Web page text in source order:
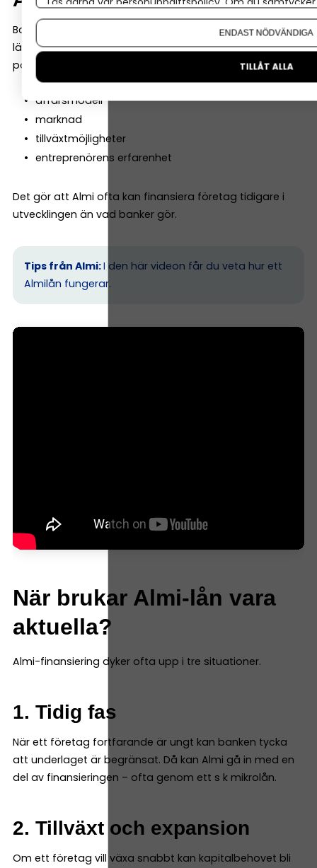
Banker tittar ofta mycket på historiska siffror. Almi
lägger däremot ofta lika stor vikt vid företagets
potential. De tittar till exempel på:
affärsmodell
marknad
tillväxtmöjligheter
entreprenörens erfarenhet
Det gör att Almi ofta kan finansiera företag tidigare i
utvecklingen än vad banker gör.
Tips från Almi:I den här videon får du veta hur ett
Almilån fungerar.
När brukar Almi-lån vara
aktuella?
Almi-finansiering dyker ofta upp i tre situationer.
1. Tidig fas
När ett företag fortfarande är ungt kan banken tycka
att underlaget är begränsat. Då kan Almi gå in med en
del av finansieringen – ofta genom ett s k mikrolån.
2. Tillväxt och expansion
Om ett företag vill växa snabbt kan kapitalbehovet bli
Om du vill ändra ditt val i efterhand hittar du den
ENDAST NÖDVÄNDIGA
TILLÅT ALLA